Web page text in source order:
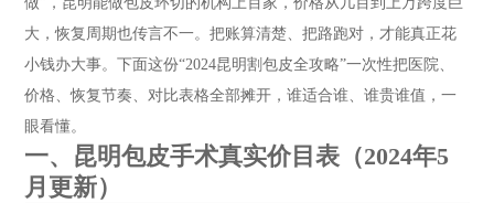
大，恢复周期也传言不一。把账算清楚、把路跑对，才能真正花
小钱办大事。下面这份“2024昆明割包皮全攻略”一次性把医院、
价格、恢复节奏、对比表格全部摊开，谁适合谁、谁贵谁值，一
眼看懂。
一、昆明包皮手术真实价目表（2024年5
月更新）